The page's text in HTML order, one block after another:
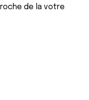
de la votre